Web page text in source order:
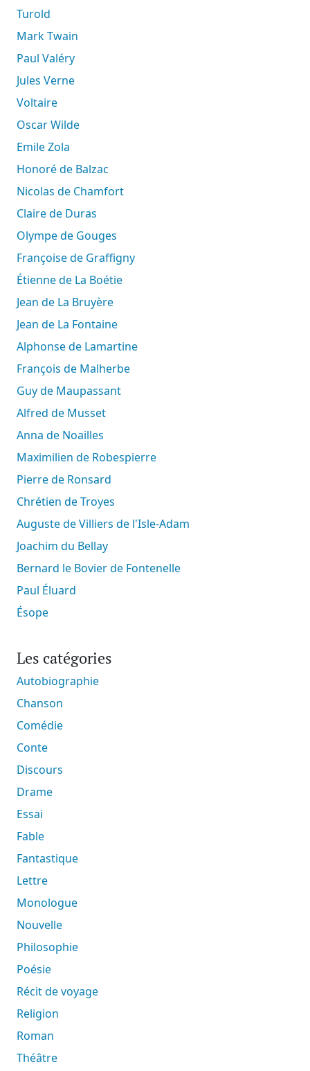
Turold
Mark Twain
Paul Valéry
Jules Verne
Voltaire
Oscar Wilde
Emile Zola
Honoré de Balzac
Nicolas de Chamfort
Claire de Duras
Olympe de Gouges
Françoise de Graffigny
Étienne de La Boétie
Jean de La Bruyère
Jean de La Fontaine
Alphonse de Lamartine
François de Malherbe
Guy de Maupassant
Alfred de Musset
Anna de Noailles
Maximilien de Robespierre
Pierre de Ronsard
Chrétien de Troyes
Auguste de Villiers de l'Isle-Adam
Joachim du Bellay
Bernard le Bovier de Fontenelle
Paul Éluard
Ésope
Les catégories
Autobiographie
Chanson
Comédie
Conte
Discours
Drame
Essai
Fable
Fantastique
Lettre
Monologue
Nouvelle
Philosophie
Poésie
Récit de voyage
Religion
Roman
Théâtre